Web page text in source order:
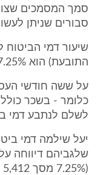
סמך המסמכים
סבורים שניתן
שיעור דמי
התובעת) הוא 7.25%.
לשלם לנתבע דמי ביטוח
שלגביהם דיווחה